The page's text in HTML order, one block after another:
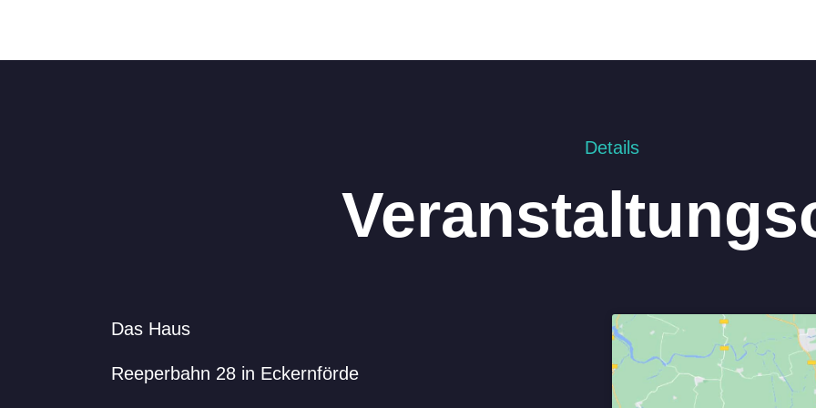
Details
Das Haus
Reeperbahn 28 in Eckernförde